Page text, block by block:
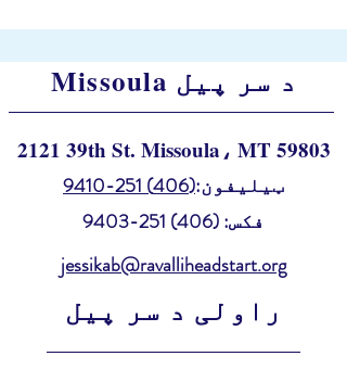
Missoula د سر پیل
2121 39th St. Missoula، MT 59803
ټیلیفون:(406) 251-9410
فکس:(406) 251-9403
jessikab@ravalliheadstart.org
راولی د سر پیل